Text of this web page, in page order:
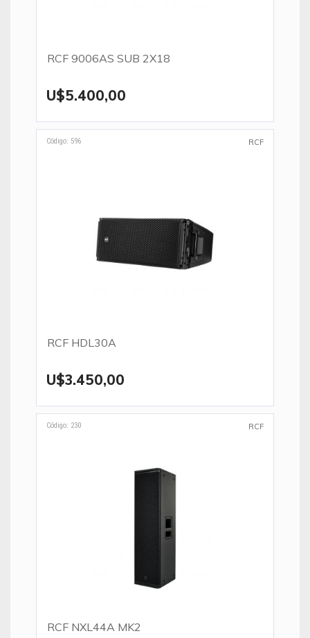
RCF 9006AS SUB 2X18
U$5.400,00
Código: 596 RCF
RCF HDL30A
U$3.450,00
Código: 230 RCF
RCF NXL44A MK2